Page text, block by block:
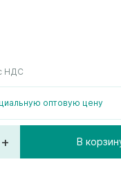
НДС
оптовую цену
+ В